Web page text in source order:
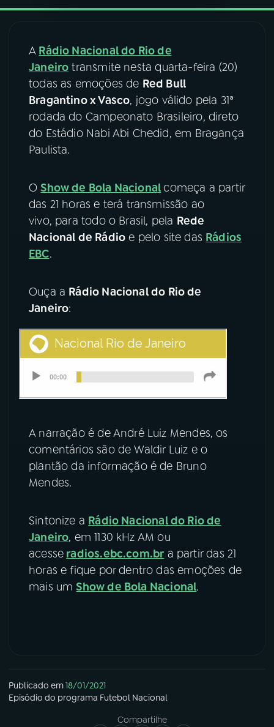
08 FESTIVAL DE MÚSICA
ACOMPANHE A RÁDIO NACIONAL
YouTube Facebook
TikTok
A Rádio Nacional do Rio de
Janeiro transmite nesta quarta-feira (20)
todas as emoções de Red Bull
Bragantino x Vasco, jogo válido pela 31ª
rodada do Campeonato Brasileiro, direto
do Estádio Nabi Abi Chedid, em Bragança
Paulista.
OShow de Bola Nacionalcomeça a partir
das 21 horas e terá transmissão ao
vivo, para todo o Brasil, pela Rede
Nacional de Rádio e pelo site das Rádios
EBC.
Ouça a Rádio Nacional do Rio de
Janeiro:
A narração é de André Luiz Mendes, os
comentários são de Waldir Luiz e o
plantão da informação é de Bruno
Mendes.
Sintonize a Rádio Nacional do Rio de
Janeiro, em 1130 kHz AM ou
acesse radios.ebc.com.br a partir das 21
horas e fique por dentro das emoções de
mais umShow de Bola Nacional.
Publicado em18/01/2021
Episódio do programa Futebol Nacional
Compartilhe